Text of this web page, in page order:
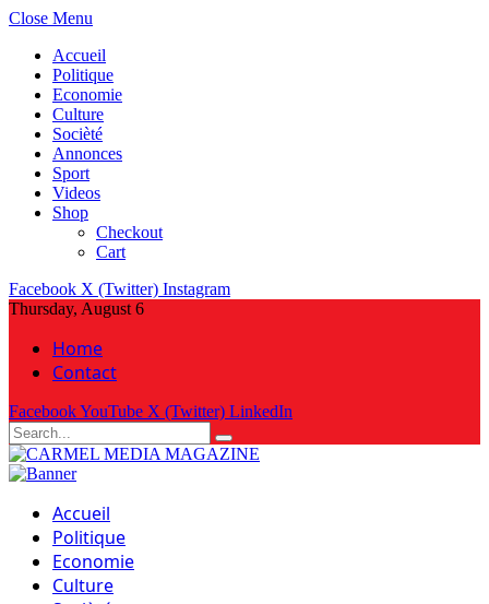
Close Menu
Accueil
Politique
Economie
Culture
Socièté
Annonces
Sport
Videos
Shop
Checkout
Cart
Facebook X (Twitter) Instagram
Thursday, August 6
Home
Contact
FacebookYouTube X (Twitter) LinkedIn
Accueil
Politique
Economie
Culture